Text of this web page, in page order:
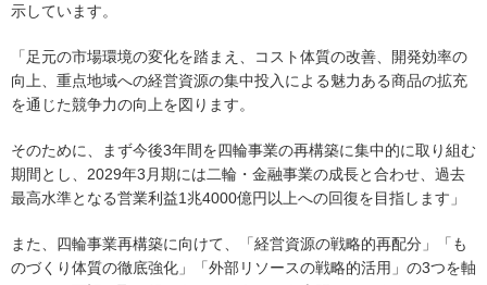
示しています。
「足元の市場環境の変化を踏まえ、コスト体質の改善、開発効率の
向上、重点地域への経営資源の集中投入による魅力ある商品の拡充
を通じた競争力の向上を図ります。
そのために、まず今後3年間を四輪事業の再構築に集中的に取り組む
期間とし、2029年3月期には二輪・金融事業の成長と合わせ、過去
最高水準となる営業利益1兆4000億円以上への回復を目指します」
また、四輪事業再構築に向けて、「経営資源の戦略的再配分」「も
のづくり体質の徹底強化」「外部リソースの戦略的活用」の3つを軸